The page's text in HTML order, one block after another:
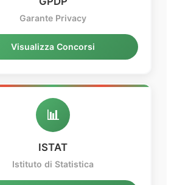
Garante Privacy
Visualizza Concorsi
📊
ISTAT
Istituto di Statistica